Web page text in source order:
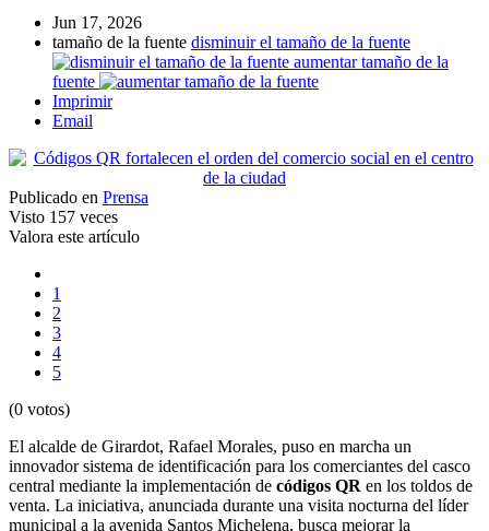
Jun 17, 2026
tamaño de la fuente disminuir el tamaño de la fuente
aumentar tamaño de la
fuente
Imprimir
Email
Publicado en Prensa
Visto 157 veces
Valora este artículo
1
2
3
4
5
(0 votos)
El alcalde de Girardot, Rafael Morales, puso en marcha un
innovador sistema de identificación para los comerciantes del casco
central mediante la implementación de códigos QR en los toldos de
venta. La iniciativa, anunciada durante una visita nocturna del líder
municipal a la avenida Santos Michelena, busca mejorar la